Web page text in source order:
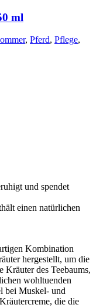
ml
, Pferd, Pflege,
und spendet
einen natürlichen
Kombination
hergestellt, um die
Kräuter des Teebaums,
wohltuenden
bei Muskel- und
die die